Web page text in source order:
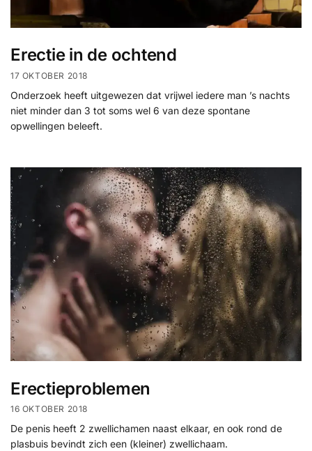
Erectie in de ochtend
17 OKTOBER 2018
Onderzoek heeft uitgewezen dat vrijwel iedere man ’s nachts
niet minder dan 3 tot soms wel 6 van deze spontane
opwellingen beleeft.
Erectieproblemen
16 OKTOBER 2018
De penis heeft 2 zwellichamen naast elkaar, en ook rond de
plasbuis bevindt zich een (kleiner) zwellichaam.